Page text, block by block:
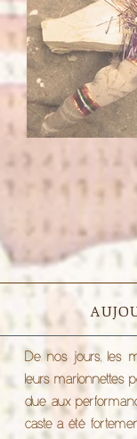
De nos jours, les
leurs marionnettes
due aux
caste a été